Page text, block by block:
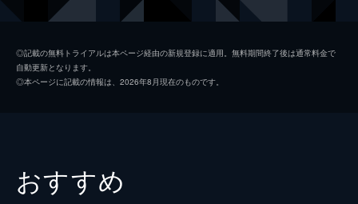
大集合!「WAになっておどろう」をみんなで
楽しく歌って踊る。つらい時も、みんなで手
3分
#2 ABCのうた キラキラぼし
#3 おてつだいだいすき
◎記載の無料トライアルは本ページ経由の新規登録に適用。無料期間終了後は通常料金で
自動更新となります。
◎本ページに記載の情報は、2026年8月現在のものです。
おすすめ